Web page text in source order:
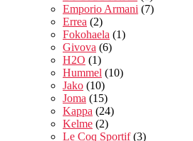
Emporio Armani (7)
Errea (2)
Fokohaela (1)
Givova (6)
H2O (1)
Hummel (10)
Jako (10)
Joma (15)
Kappa (24)
Kelme (2)
Le Coq Sportif(3)